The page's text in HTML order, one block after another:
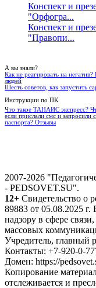
Конспект и
"Орфогра...
Конспект и
"Правопи...
А вы знали?
Как не реагировать на
людей
Шесть советов, как запустить
Инструкции по ПК
Что такое ТАНАИС экспресс?
если прислали смс и запросили
паспорта? Отзывы
2007-2026
- PEDSOVET.SU".
12+ Свидетельство
89883 от 05.08.2025
надзору в сфере
массовых
Учредитель, главный
Контакты: +7-920-0-
Домен: https://
Копирование
отслеживается и